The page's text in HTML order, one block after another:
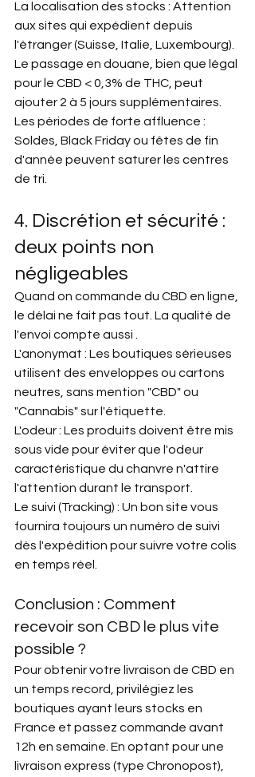
La localisation des stocks : Attention
aux sites qui expédient depuis
l'étranger (Suisse, Italie, Luxembourg).
Le passage en douane, bien que légal
pour le CBD < 0,3% de THC, peut
ajouter 2 à 5 jours supplémentaires.
Les périodes de forte affluence :
Soldes, Black Friday ou fêtes de fin
d'année peuvent saturer les centres
de tri.
4. Discrétion et sécurité :
deux points non
négligeables
Quand on commande du CBD en ligne,
le délai ne fait pas tout. La qualité de
l'envoi compte aussi .
L'anonymat : Les boutiques sérieuses
utilisent des enveloppes ou cartons
neutres, sans mention "CBD" ou
"Cannabis" sur l'étiquette.
L'odeur : Les produits doivent être mis
sous vide pour éviter que l'odeur
caractéristique du chanvre n'attire
l'attention durant le transport.
Le suivi (Tracking) : Un bon site vous
fournira toujours un numéro de suivi
dès l'expédition pour suivre votre colis
en temps réel.
Conclusion : Comment
recevoir son CBD le plus vite
possible ?
Pour obtenir votre livraison de CBD en
un temps record, privilégiez les
boutiques ayant leurs stocks en
France et passez commande avant
12h en semaine. En optant pour une
livraison express (type Chronopost),